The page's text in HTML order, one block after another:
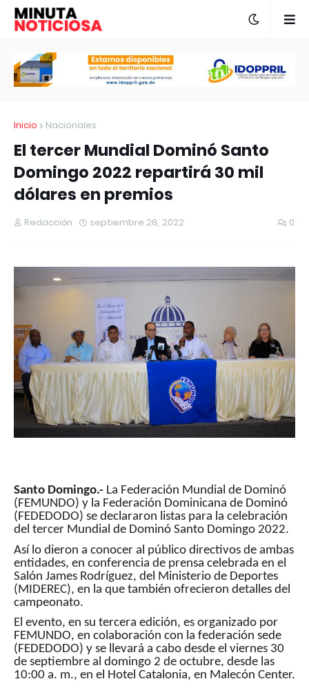
Inicio Nacionales
El tercer Mundial Dominó Santo
Domingo 2022 repartirá 30 mil
dólares en premios
Redacción septiembre 28, 2022 0
Santo Domingo.- La Federación Mundial de Dominó
(FEMUNDO) y la Federación Dominicana de Dominó
(FEDEDODO) se declararon listas para la celebración
del tercer Mundial de Dominó Santo Domingo 2022.
Así lo dieron a conocer al público directivos de ambas
entidades, en conferencia de prensa celebrada en el
Salón James Rodríguez, del Ministerio de Deportes
(MIDEREC), en la que también ofrecieron detalles del
campeonato.
El evento, en su tercera edición, es organizado por
FEMUNDO, en colaboración con la federación sede
(FEDEDODO) y se llevará a cabo desde el viernes 30
de septiembre al domingo 2 de octubre, desde las
10:00 a. m., en el Hotel Catalonia, en Malecón Center.